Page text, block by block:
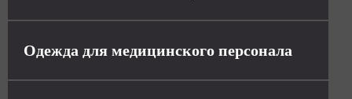
Одежда для медицинского персонала